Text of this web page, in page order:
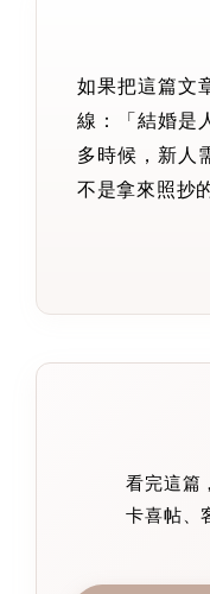
如果把這篇文
線：「結婚是
多時候，新人
不是拿來照抄
看完這篇
卡喜帖、